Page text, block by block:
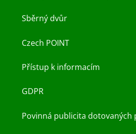
Sběrný dvůr
Czech POINT
Přístup k informacím
GDPR
Povinná publicita dotovaných